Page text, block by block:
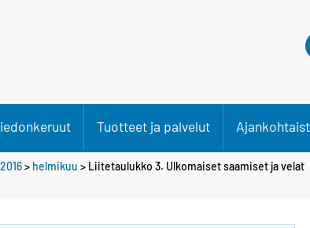
Tuotteet ja palvelut
2016> helmikuu > Liitetaulukko 3. Ulkomaiset saamiset ja velat